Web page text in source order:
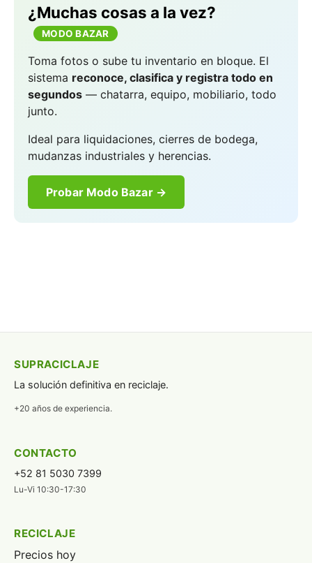
¿Muchas cosas a la vez?
MODO BAZAR
Toma fotos o sube tu inventario en bloque. El
sistema reconoce, clasifica y registra todo en
segundos — chatarra, equipo, mobiliario, todo
junto.
Ideal para liquidaciones, cierres de bodega,
mudanzas industriales y herencias.
Probar Modo Bazar →
SUPRACICLAJE
La solución definitiva en reciclaje.
+20 años de experiencia.
CONTACTO
+52 81 5030 7399
Lu-Vi 10:30-17:30
RECICLAJE
Precios hoy